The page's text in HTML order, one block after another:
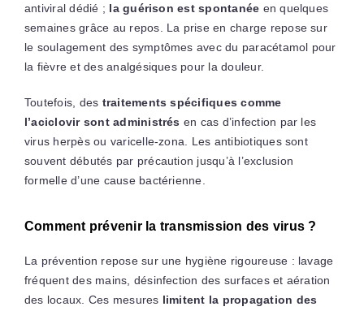
antiviral dédié ; la guérison est spontanée en quelques
semaines grâce au repos. La prise en charge repose sur
le soulagement des symptômes avec du paracétamol pour
la fièvre et des analgésiques pour la douleur.
Toutefois, des traitements spécifiques comme
l’aciclovir sont administrés en cas d’infection par les
virus herpès ou varicelle-zona. Les antibiotiques sont
souvent débutés par précaution jusqu’à l’exclusion
formelle d’une cause bactérienne.
Comment prévenir la transmission des virus ?
La prévention repose sur une hygiène rigoureuse : lavage
fréquent des mains, désinfection des surfaces et aération
des locaux. Ces mesures limitent la propagation des